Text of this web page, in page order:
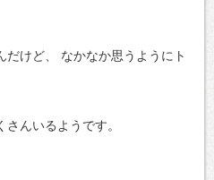
だけど、
なかなか思うようにト
んいるようです。